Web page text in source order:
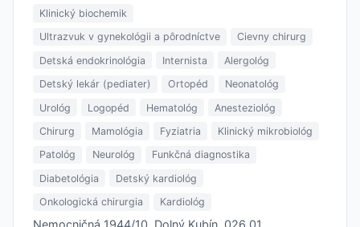
Klinický biochemik
Ultrazvuk v gynekológii a pôrodníctve
Cievny chirurg
Detská endokrinológia
Internista
Alergológ
Detský lekár (pediater)
Ortopéd
Neonatológ
Urológ
Logopéd Hematológ
Anesteziológ
Chirurg
Mamológia Fyziatria
Klinický mikrobiológ
Patológ
Neurológ
Funkčná diagnostika
Diabetológia
Detský kardiológ
Onkologická chirurgia
Kardiológ
Nemocničná 1944/10, Dolný Kubín, 026 01